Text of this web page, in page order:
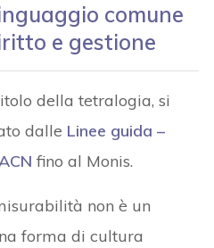
comune
e gestione
della tetralogia, si
dalle Linee guida –
fino al Monis.
non è un
forma di cultura